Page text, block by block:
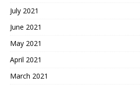
July 2021
June 2021
May 2021
April 2021
March 2021